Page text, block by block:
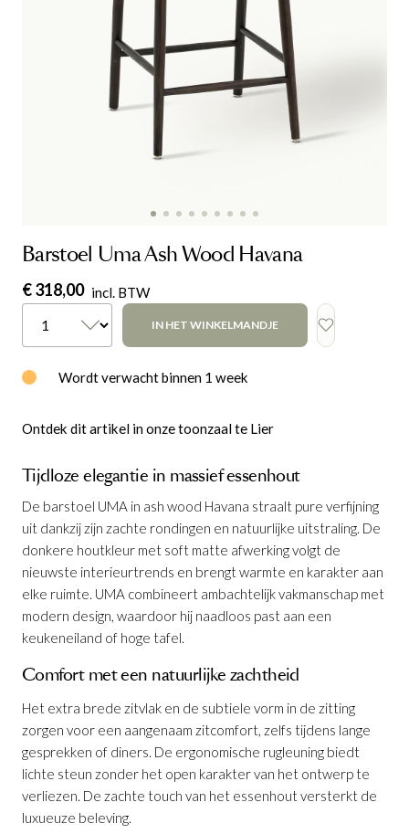
Barstoel Uma Ash Wood Havana
€ 318,00 incl. BTW
IN HET WINKELMANDJE
Wordt verwacht binnen 1 week
Ontdek dit artikel in onze toonzaal te Lier
Tijdloze elegantie in massief essenhout
De barstoel UMA in ash wood Havana straalt pure verfijning
uit dankzij zijn zachte rondingen en natuurlijke uitstraling. De
donkere houtkleur met soft matte afwerking volgt de
nieuwste interieurtrends en brengt warmte en karakter aan
elke ruimte. UMA combineert ambachtelijk vakmanschap met
modern design, waardoor hij naadloos past aan een
keukeneiland of hoge tafel.
Comfort met een natuurlijke zachtheid
Het extra brede zitvlak en de subtiele vorm in de zitting
zorgen voor een aangenaam zitcomfort, zelfs tijdens lange
gesprekken of diners. De ergonomische rugleuning biedt
lichte steun zonder het open karakter van het ontwerp te
verliezen. De zachte touch van het essenhout versterkt de
luxueuze beleving.
Barstoel Uma Ash Wood Havana